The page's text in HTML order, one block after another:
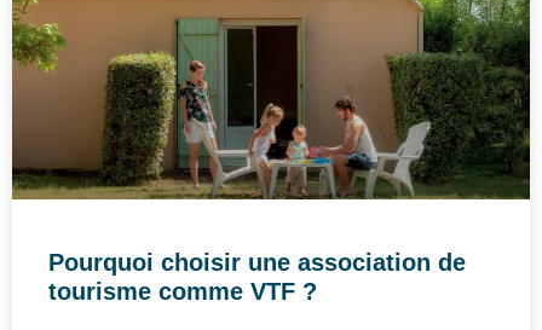
Pourquoi choisir une association de
tourisme comme VTF ?